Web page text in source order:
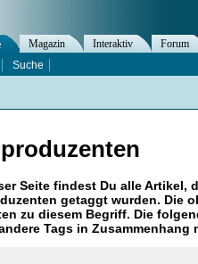
Seite findest Du alle Artikel,
getaggt wurden. Die
zu diesem Begriff. Die
Tags in Zusammenhang
Magazin Interaktiv Forum
Suche